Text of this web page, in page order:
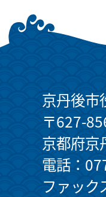
京丹後市
〒627-
京都府京
電話：
ファッ